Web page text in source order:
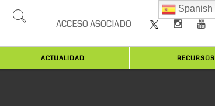
ACTUALIDAD RECURSOS
ACCESO ASOCIADO
Spanish